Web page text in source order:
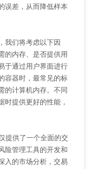
误差，从而降低样本
们将考虑以下因
的内存、是否提供用
于通过用户界面进行
容器时，最常见的标
的计算机内存。不同
时提供更好的性能，
提供了一个全面的交
险管理工具的开发和
入的市场分析，交易